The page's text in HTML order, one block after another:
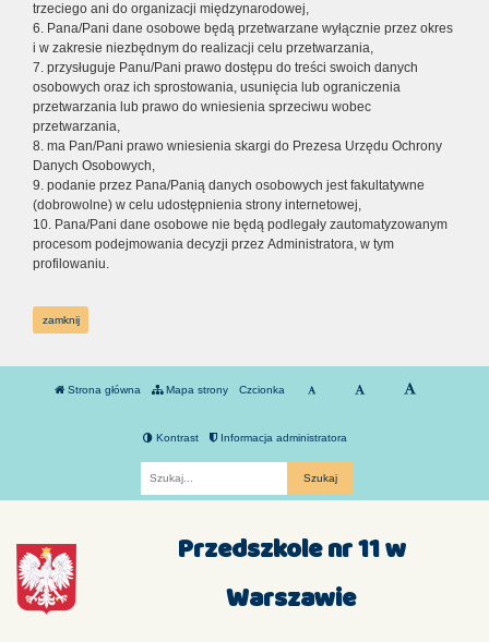
trzeciego ani do organizacji międzynarodowej,
6. Pana/Pani dane osobowe będą przetwarzane wyłącznie przez okres
i w zakresie niezbędnym do realizacji celu przetwarzania,
7. przysługuje Panu/Pani prawo dostępu do treści swoich danych
osobowych oraz ich sprostowania, usunięcia lub ograniczenia
przetwarzania lub prawo do wniesienia sprzeciwu wobec
przetwarzania,
8. ma Pan/Pani prawo wniesienia skargi do Prezesa Urzędu Ochrony
Danych Osobowych,
9. podanie przez Pana/Panią danych osobowych jest fakultatywne
(dobrowolne) w celu udostępnienia strony internetowej,
10. Pana/Pani dane osobowe nie będą podlegały zautomatyzowanym
procesom podejmowania decyzji przez Administratora, w tym
profilowaniu.
zamknij
Strona główna Mapa strony Czcionka
Kontrast Informacja administratora
Przedszkole nr 11 w
Warszawie